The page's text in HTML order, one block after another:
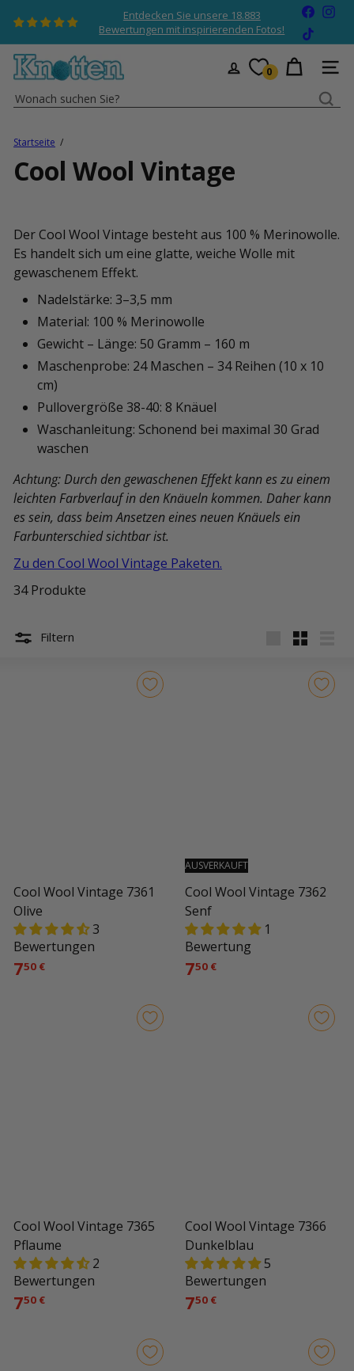
zum
Inhalt
Pause
Diashow
Entdecken Sie unsere 18.883
Bewertungen mit inspirierenden Fotos!
TikTok
K
n
o
t
n
l
l
e
0
Wonach
Sie?
Startseite
Cool Wool Vintage
Der Cool Wool Vintage besteht aus 100 % Merinowolle.
Es handelt sich um eine glatte, weiche Wolle mit
gewaschenem Effekt.
Nadelstärke: 3–3,5 mm
Material: 100 % Merinowolle
Gewicht – Länge: 50 Gramm – 160 m
Maschenprobe: 24 Maschen – 34 Reihen (10 x 10
cm)
Pullovergröße 38-40: 8 Knäuel
Waschanleitung: Schonend bei maximal 30 Grad
waschen
Achtung: Durch den gewaschenen Effekt kann es zu einem
leichten Farbverlauf in den Knäueln kommen. Daher kann
es sein, dass beim Ansetzen eines neuen Knäuels ein
Farbunterschied sichtbar ist.
Zu den Cool Wool Vintage Paketen.
34 Produkte
Filtern
großKlein
Cool Wool Vintage 7361
Olive
3
Bewertungen
750 €
AUSVERKAUFT
Cool Wool Vintage 7362
Senf
1
Bewertung
750 €
Cool Wool Vintage 7365
Pflaume
2
Bewertungen
750 €
Cool Wool Vintage 7366
Dunkelblau
5
Bewertungen
750 €